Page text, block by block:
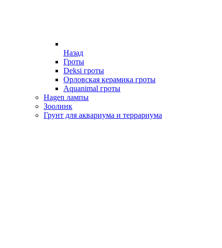
Назад
Гроты
Deksi гроты
Орловская керамика гроты
Aquanimal гроты
Hagen лампы
Зоолинк
Грунт для аквариума и террариума